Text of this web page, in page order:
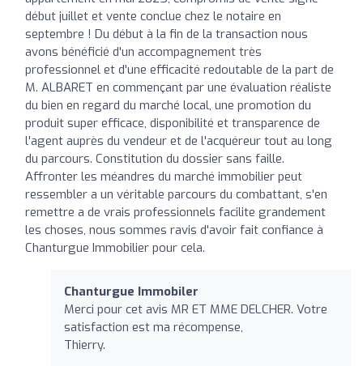
début juillet et vente conclue chez le notaire en
septembre ! Du début à la fin de la transaction nous
avons bénéficié d'un accompagnement très
professionnel et d'une efficacité redoutable de la part de
M. ALBARET en commençant par une évaluation réaliste
du bien en regard du marché local, une promotion du
produit super efficace, disponibilité et transparence de
l'agent auprès du vendeur et de l'acquéreur tout au long
du parcours. Constitution du dossier sans faille.
Affronter les méandres du marché immobilier peut
ressembler a un véritable parcours du combattant, s'en
remettre a de vrais professionnels facilite grandement
les choses, nous sommes ravis d'avoir fait confiance à
Chanturgue Immobilier pour cela.
Chanturgue Immobiler
Merci pour cet avis MR ET MME DELCHER. Votre
satisfaction est ma récompense,
Thierry.